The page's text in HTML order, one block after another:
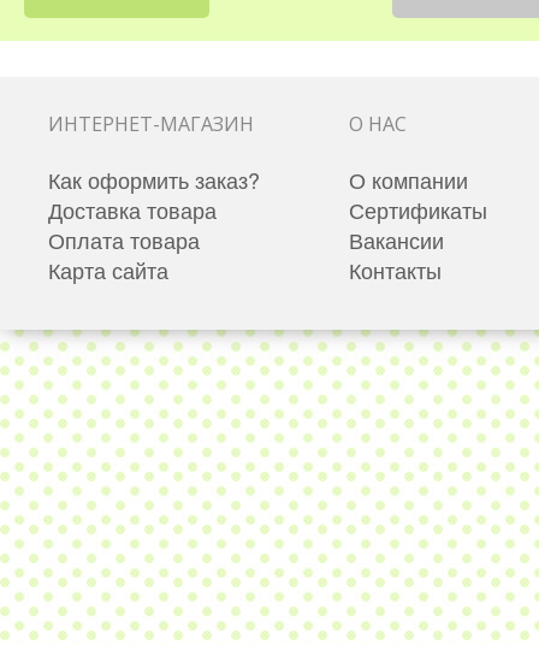
ИНТЕРНЕТ-МАГАЗИН
Как оформить заказ?
Доставка товара
Оплата товара
Карта сайта
О НАС
О компании
Сертификаты
Вакансии
Контакты